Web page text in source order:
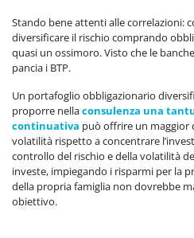
Stando bene attenti alle correlazioni:
diversificare il rischio comprando
quasi un ossimoro. Visto che le
pancia i BTP.
Un portafoglio obbligazionario
proporre nellaconsulenza una
continuativa può offrire un maggior
volatilità rispetto a concentrare
controllo del rischio e della volatilità
investe, impiegando i risparmi per la
della propria famiglia non dovrebbe
obiettivo.